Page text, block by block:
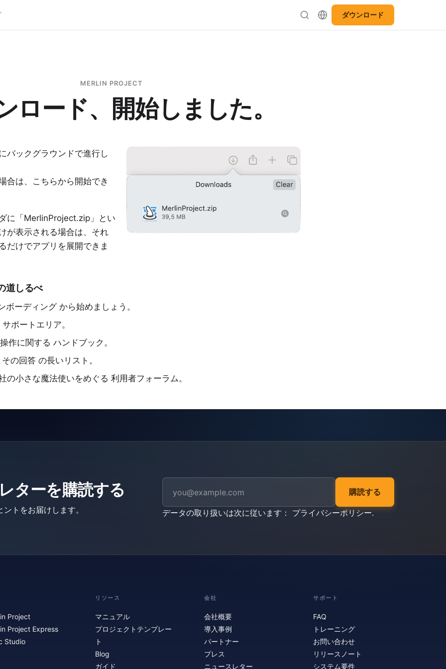
ダウンロード
MERLIN PROJECT
ロード、開始しました。
バックグラウンドで進行し
合は、 こちらから開始でき
に「MerlinProject.zip」とい
が表示される場合は、それ
だけでアプリを展開できま
道しるべ
ボーディングから始めましょう。
サポートエリア。
作に関する ハンドブック 。
の回答 の長いリスト。
の小さな魔法使いをめぐる 利用者フォーラム。
ターを購読する
トをお届けします。
購読する
データの取り扱いは次に従います： プライバシーポリシー.
Project
Project Express
Studio
リソース
マニュアル
プロジェクトテンプレー
ト
Blog
ガイド
会社
会社概要
導入事例
パートナー
プレス
ニュースレター
サポート
FAQ
トレーニング
お問い合わせ
リリースノート
システム要件